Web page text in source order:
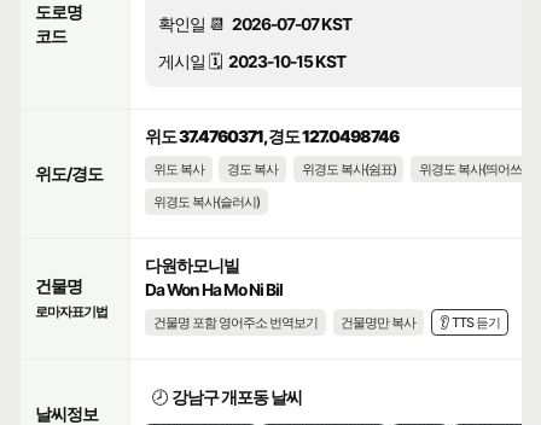
도로명
코드
확인일 📆 2026-07-07 KST
게시일 🗓️ 2023-10-15 KST
위도/경도
위도 37.4760371, 경도 127.0498746
위도 복사 경도 복사 위경도 복사(쉼표)
위경도 복사(띄어쓰기)
위경도 복사(슬러시)
건물명
로마자표기법
다원하모니빌
Da Won Ha Mo Ni Bil
건물명 포함 영어주소 번역보기 건물명만 복사 👂 TTS 듣기
날씨정보
🕗 강남구 개포동 날씨